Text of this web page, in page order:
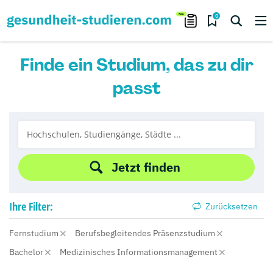
0
Finde ein Studium, das zu dir
passt
Jetzt finden
Ihre Filter: Zurücksetzen
Fernstudium
Berufsbegleitendes Präsenzstudium
Bachelor
Medizinisches Informationsmanagement